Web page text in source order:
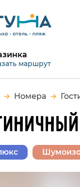
маршрут
Номера